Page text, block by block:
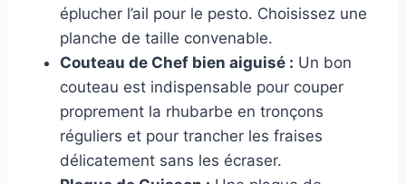
éplucher l’ail pour le pesto. Choisissez une
planche de taille convenable.
Couteau de Chef bien aiguisé : Un bon
couteau est indispensable pour couper
proprement la rhubarbe en tronçons
réguliers et pour trancher les fraises
délicatement sans les écraser.